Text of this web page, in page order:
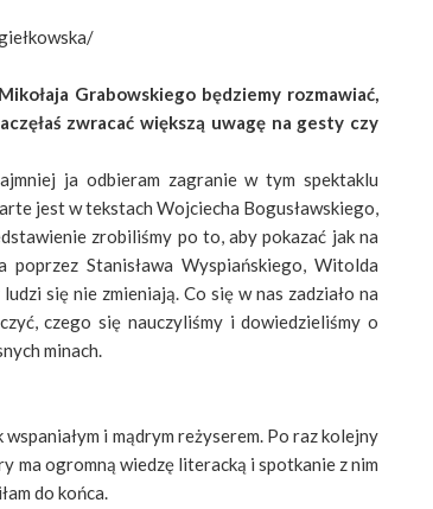
Grabowskiego będziemy rozmawiać,
zwracać większą uwagę na gesty czy
ja odbieram zagranie w tym spektaklu
jest w tekstach Wojciecha Bogusławskiego,
zrobiliśmy po to, aby pokazać jak na
Stanisława Wyspiańskiego, Witolda
się nie zmieniają. Co się w nas zadziało na
czego się nauczyliśmy i dowiedzieliśmy o
minach.
i mądrym reżyserem. Po raz kolejny
ma ogromną wiedzę literacką i spotkanie z nim
do końca.